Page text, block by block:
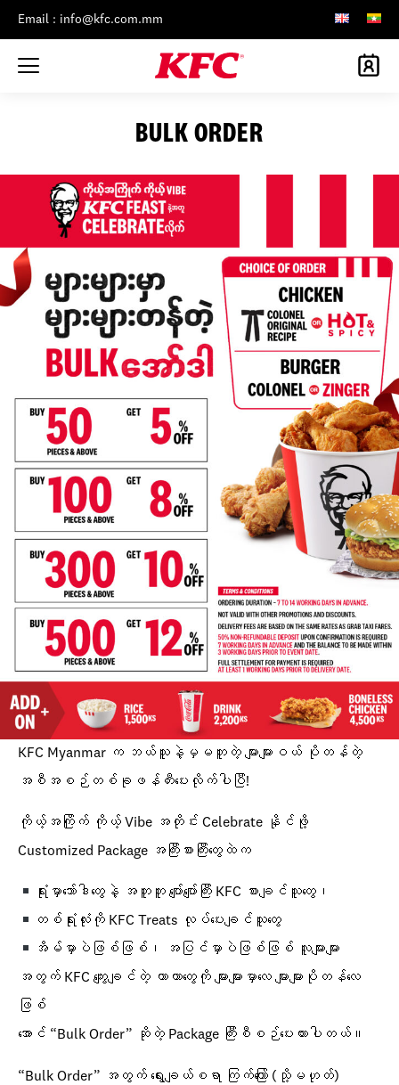
Email : info@kfc.com.mm
BULK ORDER
KFC Myanmar က ဘယ်သူနဲ့မှမတူတဲ့ များများဝယ် ပိုတန်တဲ့
အစီအစဉ်တစ်ခုဖန်တီးပေးလိုက်ပါပြီ!
ကိုယ့်အကြိုက် ကိုယ့် Vibe အတိုင်း Celebrate နိုင်ဖို့
Customized Package အကြီးစားကြီးတွေထဲက
ရုံးမှာဘော်ဒါတွေနဲ့ အတူတူ ပျော်ပျော်ကြီး KFC စားချင်သူတွေ၊
တစ်ရုံးလုံးကို KFC Treats လုပ်ပေးချင်သူတွေ
အိမ်မှာပဲဖြစ်ဖြစ်၊ အပြင်မှာပဲဖြစ်ဖြစ် လူများများ
အတွက် KFC ကျွေးချင်တဲ့ ကာကာတွေကို များများမှာလေ များများပိုတန်လေ
ဖြစ်
အောင် “Bulk Order” ဆိုတဲ့ Package ကြီးစီစဉ်ပေးထားပါတယ်။
“Bulk Order” အတွက် ရွေးချယ်စရာ ကြက်ကြော် (သို့မဟုတ်)